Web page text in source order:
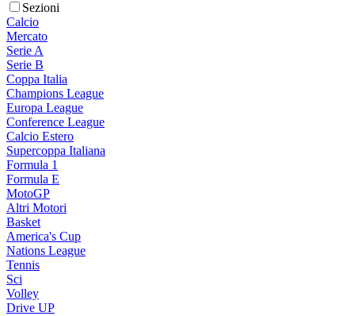
Sezioni
Calcio
Mercato
Serie A
Serie B
Coppa Italia
Champions League
Europa League
Conference League
Calcio Estero
Supercoppa Italiana
Formula 1
Formula E
MotoGP
Altri Motori
Basket
America's Cup
Nations League
Tennis
Sci
Volley
Drive UP